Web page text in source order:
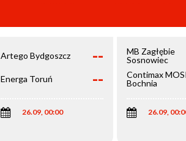
Artego Bydgoszcz --
Energa Toruń --
26.09, 00:00
MB Zagłębie
Sosnowiec
Contimax
Bochnia
26.09,